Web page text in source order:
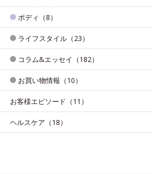
ボディ（8）
ライフスタイル（23）
コラム&エッセイ（182）
お買い物情報（10）
お客様エピソード（11）
ヘルスケア（18）